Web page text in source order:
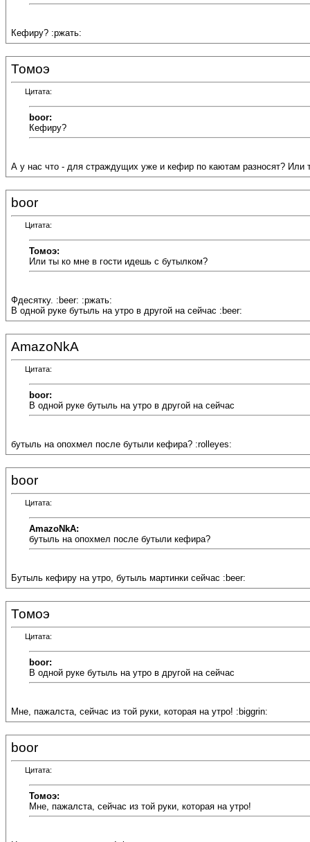
Кефиру? :ржать:
Томоэ
Цитата:
boor:
Кефиру?
А у нас что - для страждущих уже и кефир по каютам разносят?
boor
Цитата:
Томоэ:
Или ты ко мне в гости идешь с бутылком?
Фдесятку. :beer: :ржать:
В одной руке бутыль на утро в другой на сейчас :beer:
AmazoNkA
Цитата:
boor:
В одной руке бутыль на утро в другой на сейчас
бутыль на опохмел после бутыли кефира? :rolleyes:
boor
Цитата:
AmazoNkA:
бутыль на опохмел после бутыли кефира?
Бутыль кефиру на утро, бутыль мартинки сейчас :beer:
Томоэ
Цитата:
boor:
В одной руке бутыль на утро в другой на сейчас
Мне, пажалста, сейчас из той руки, которая на утро! :biggrin:
boor
Цитата:
Томоэ:
Мне, пажалста, сейчас из той руки, которая на утро!